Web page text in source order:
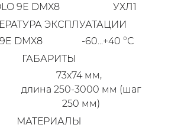
9E DMX8
УХЛ1
ЭКСПЛУАТАЦИИ
DMX8
-60...+40 °С
ГАБАРИТЫ
73x74 мм,
длина 250-3000 мм (шаг
250 мм)
МАТЕРИАЛЫ